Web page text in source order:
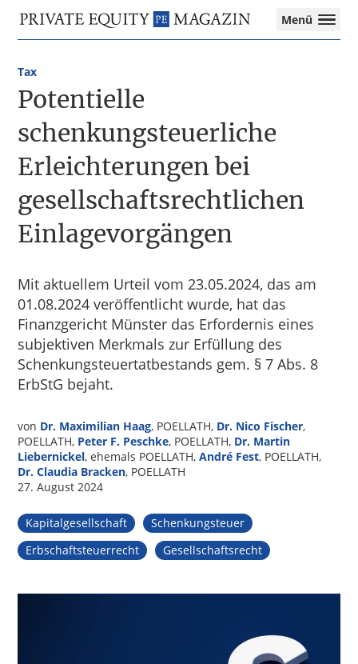
Hauptnavigation
Inhalt
Private
Equity
Das
für
die
Private
Equity-
Branche
–
Investment
Funds
I
M&A
I
Menü
Potentielle
schenkungsteuerliche
Erleichterungen bei
gesellschaftsrechtlichen
Einlagevorgängen
Mit aktuellem Urteil vom 23.05.2024, das am
01.08.2024 veröffentlicht wurde, hat das
Finanzgericht Münster das Erfordernis eines
subjektiven Merkmals zur Erfüllung des
Schenkungsteuertatbestands gem. § 7 Abs. 8
ErbStG bejaht.
Tax
von Dr. Maximilian Haag, POELLATH, Dr. Nico Fischer,
POELLATH, Peter F. Peschke, POELLATH, Dr. Martin
Liebernickel, ehemals POELLATH,André Fest, POELLATH,
Dr. Claudia Bracken, POELLATH
27. August 2024
Kapitalgesellschaft
Schenkungsteuer
Erbschaftsteuerrecht
Gesellschaftsrecht